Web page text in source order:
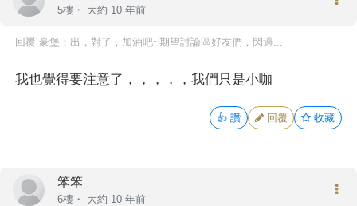
5樓・ 大約 10 年前
回覆 豪堡 ：出，對了，加油吧~期望討論區好友們，閃過...
我也覺得要注意了，，，，，我們只是小咖
👍 讚 回覆 收藏
笨笨
6樓・ 大約 10 年前